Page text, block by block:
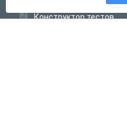
Конструктор тестов